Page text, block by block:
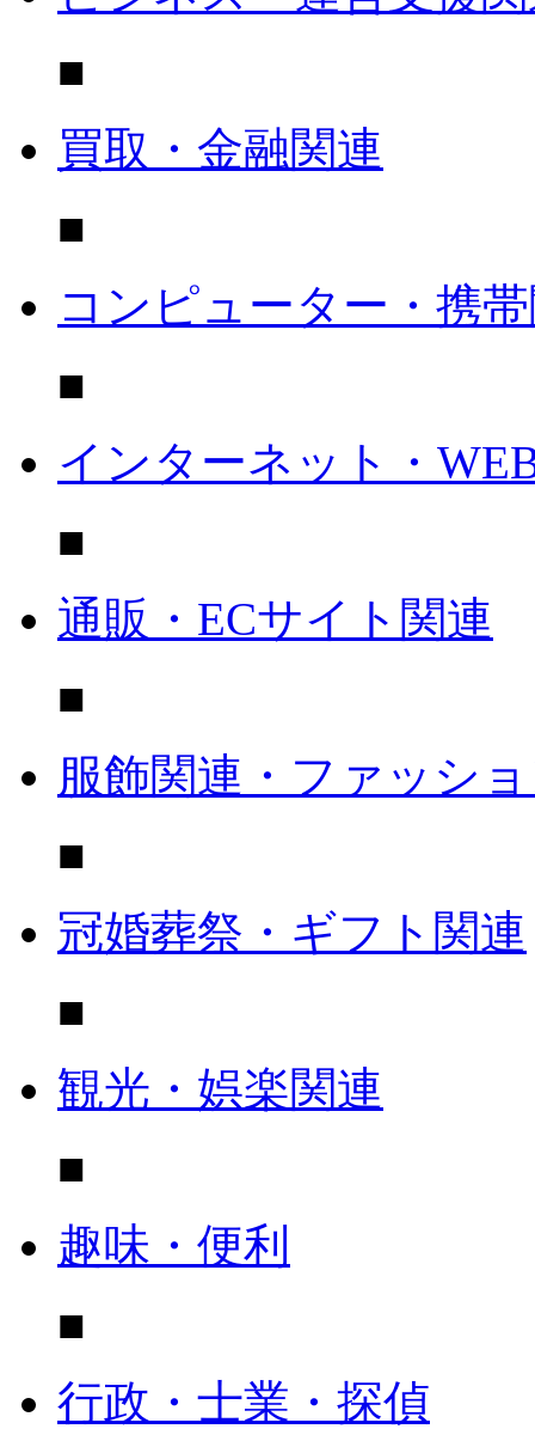
■
買取・金融関連
■
コンピューター・携
■
インターネット・
■
通販・ECサイト関連
■
服飾関連・ファッシ
■
冠婚葬祭・ギフト関連
■
観光・娯楽関連
■
趣味・便利
■
行政・士業・探偵